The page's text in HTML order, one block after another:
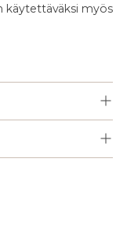
käytettäväksi myös